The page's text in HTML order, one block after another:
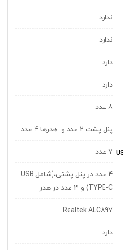
ندارد
ندارد
دارد
دارد
8 عدد
پنل پشت 2 عدد و هدرها 4 عدد
7 عدد
4 عدد در پنل پشتی،(شامل USB
TYPE-C) و 3 عدد در هدر
Realtek ALC897
دارد